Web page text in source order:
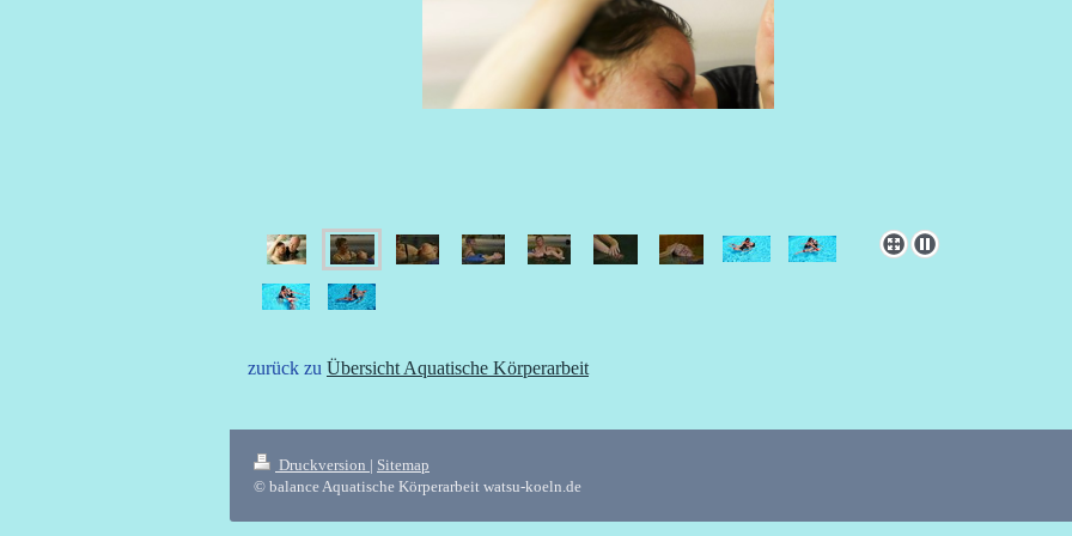
zurück zu Übersicht Aquatische Körperarbeit
Druckversion | Sitemap
© balance Aquatische Körperarbeit watsu-koeln.de